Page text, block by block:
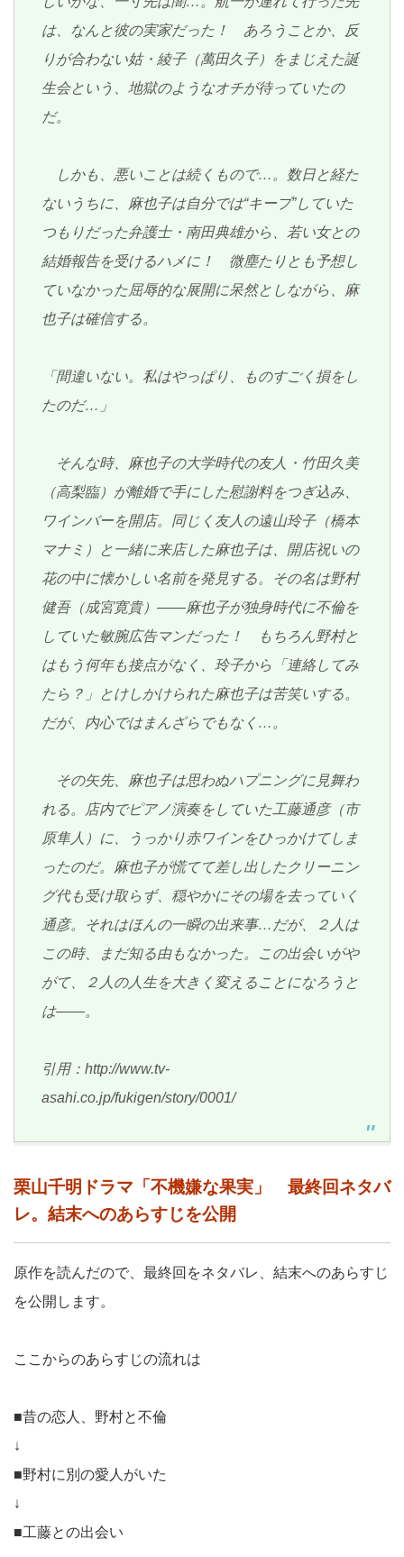
は、なんと彼の実家だった！ あろうことか、反
りが合わない姑・綾子（萬田久子）をまじえた誕
生会という、地獄のようなオチが待っていたの
だ。
しかも、悪いことは続くもので…。数日と経た
ないうちに、麻也子は自分では“キープ”していた
つもりだった弁護士・南田典雄から、若い女との
結婚報告を受けるハメに！ 微塵たりとも予想し
ていなかった屈辱的な展開に呆然としながら、麻
也子は確信する。
「間違いない。私はやっぱり、ものすごく損をし
たのだ…」
そんな時、麻也子の大学時代の友人・竹田久美
（高梨臨）が離婚で手にした慰謝料をつぎ込み、
ワインバーを開店。同じく友人の遠山玲子（橋本
マナミ）と一緒に来店した麻也子は、開店祝いの
花の中に懐かしい名前を発見する。その名は野村
健吾（成宮寛貴）――麻也子が独身時代に不倫を
していた敏腕広告マンだった！ もちろん野村と
はもう何年も接点がなく、玲子から「連絡してみ
たら？」とけしかけられた麻也子は苦笑いする。
だが、内心ではまんざらでもなく…。
その矢先、麻也子は思わぬハプニングに見舞わ
れる。店内でピアノ演奏をしていた工藤通彦（市
原隼人）に、うっかり赤ワインをひっかけてしま
ったのだ。麻也子が慌てて差し出したクリーニン
グ代も受け取らず、穏やかにその場を去っていく
通彦。それはほんの一瞬の出来事…だが、２人は
この時、まだ知る由もなかった。この出会いがや
がて、２人の人生を大きく変えることになろうと
は――。
引用：http://www.tv-
asahi.co.jp/fukigen/story/0001/
栗山千明ドラマ「不機嫌な果実」 最終回ネタバ
レ。結末へのあらすじを公開
原作を読んだので、最終回をネタバレ、結末へのあらすじ
を公開します。
ここからのあらすじの流れは
■昔の恋人、野村と不倫
↓
■野村に別の愛人がいた
↓
■工藤との出会い